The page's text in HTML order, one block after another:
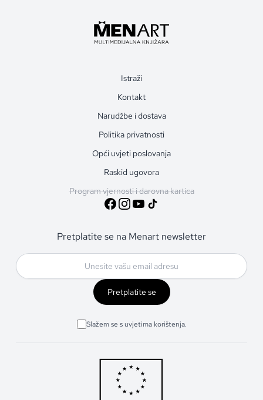
Istraži
Kontakt
Narudžbe i dostava
Politika privatnosti
Opći uvjeti poslovanja
Raskid ugovora
Program vjernosti i darovna kartica
Pretplatite se na Menart newsletter
Pretplatite se
Slažem se s uvjetima korištenja.